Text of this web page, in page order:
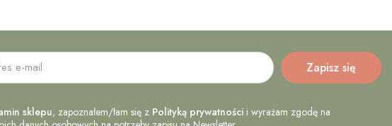
sklepu, zapoznałem/łam się z Polityką prywatnościi wyrażam zgodę na